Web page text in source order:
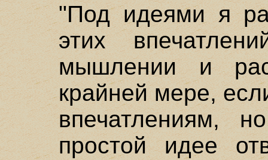
"Под идеями я
этих
мышлении и
крайней мере,
впечатлениям,
простой идее